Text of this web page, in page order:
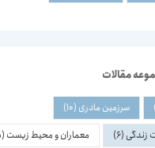
مقالات
سرزمین مادری (10)
زندگی (6) معماران و محیط زیست (5)